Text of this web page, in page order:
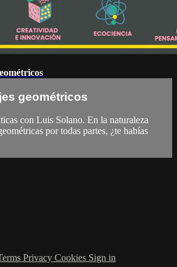
geométricos
con Luis Solano. En la naturaleza
por todas partes, ¿te habías
Privacy Cookies Sign in